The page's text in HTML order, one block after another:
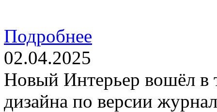
Подробнее
02.04.2025
Новый Интерьер вошёл в
дизайна по версии